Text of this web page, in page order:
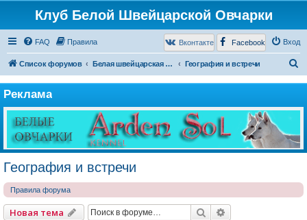
Клуб Белой Швейцарской Овчарки
FAQ Правила Вход
Вконтакте Facebook
Список форумов Белая швейцарская овчарка География и встречи
с
Реклама
География и встречи
Правила форума
Новая тема Поиск